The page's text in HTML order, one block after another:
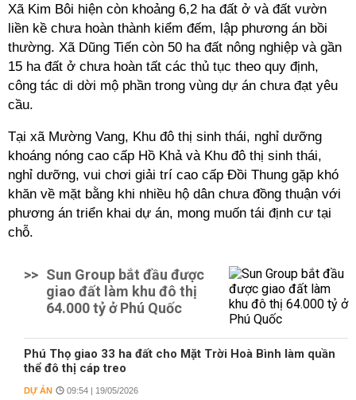
Xã Kim Bôi hiện còn khoảng 6,2 ha đất ở và đất vườn
liền kề chưa hoàn thành kiểm đếm, lập phương án bồi
thường. Xã Dũng Tiến còn 50 ha đất nông nghiệp và gần
15 ha đất ở chưa hoàn tất các thủ tục theo quy định,
công tác di dời mộ phần trong vùng dự án chưa đạt yêu
cầu.
Tại xã Mường Vang, Khu đô thị sinh thái, nghỉ dưỡng
khoáng nóng cao cấp Hồ Khả và Khu đô thị sinh thái,
nghỉ dưỡng, vui chơi giải trí cao cấp Đồi Thung gặp khó
khăn về mặt bằng khi nhiều hộ dân chưa đồng thuận với
phương án triển khai dự án, mong muốn tái định cư tại
chỗ.
>> Sun Group bắt đầu được
giao đất làm khu đô thị
64.000 tỷ ở Phú Quốc
Phú Thọ giao 33 ha đất cho Mặt Trời Hoà Bình làm quần
thể đô thị cáp treo
DỰ ÁN 09:54 | 19/05/2026